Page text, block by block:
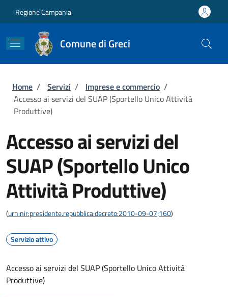
Regione Campania
Comune di Greci
Briciole di pane
Home / Servizi / Imprese e commercio /
Accesso ai servizi del SUAP (Sportello Unico Attività
Produttive)
Accesso ai servizi del
SUAP (Sportello Unico
Attività Produttive)
(urn:nir:presidente.repubblica:decreto:2010-09-07;160)
Servizio attivo
Accesso ai servizi del SUAP (Sportello Unico Attività
Produttive)